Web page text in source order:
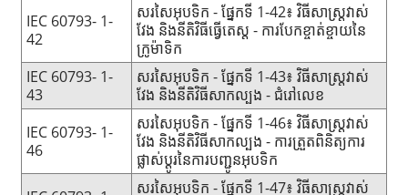
IEC 60793- 1-
42
សរសៃអុបទិក - ផ្នែកទី 1-42៖ វិធីសាស្ត្រវាស់
វែង និងនីតិវិធីធ្វើតេស្ត - ការបែកខ្ចាត់ខ្ចាយនៃ
ក្រូម៉ាទិក
IEC 60793- 1-
43
សរសៃអុបទិក - ផ្នែកទី 1-43៖ វិធីសាស្រ្តវាស់
វែង និងនីតិវិធីសាកល្បង - ជំរៅលេខ
IEC 60793- 1-
46
សរសៃអុបទិក - ផ្នែកទី 1-46៖ វិធីសាស្ត្រវាស់
វែង និងនីតិវិធីសាកល្បង - ការត្រួតពិនិត្យការ
ផ្លាស់ប្តូរនៃការបញ្ជូនអុបទិក
សរសៃអុបទិក - ផ្នែកទី 1-47៖ វិធីសាស្ត្រវាស់